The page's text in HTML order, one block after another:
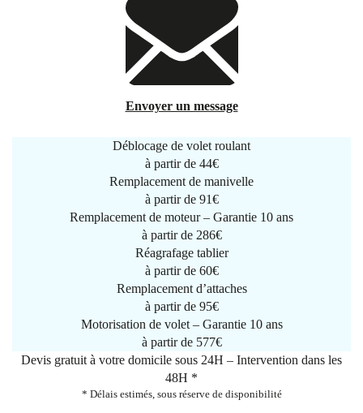
Envoyer un message
Déblocage de volet roulant
à partir de 44€
Remplacement de manivelle
à partir de 91€
Remplacement de moteur – Garantie 10 ans
à partir de 286€
Réagrafage tablier
à partir de 60€
Remplacement d’attaches
à partir de 95€
Motorisation de volet – Garantie 10 ans
à partir de 577€
Devis gratuit à votre domicile sous 24H – Intervention dans les
48H *
* Délais estimés, sous réserve de disponibilité